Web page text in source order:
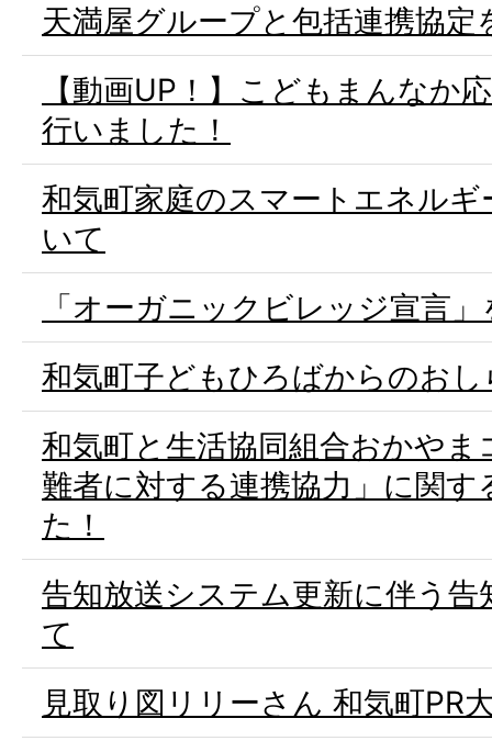
天満屋グループと包括連携協定
【動画UP！】こどもまんなか
行いました！
和気町家庭のスマートエネル
いて
「オーガニックビレッジ宣言
和気町子どもひろばからのおし
和気町と生活協同組合おかやま
難者に対する連携協力」に関
た！
告知放送システム更新に伴う
て
見取り図リリーさん 和気町PR